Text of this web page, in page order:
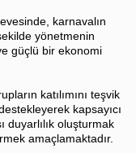
karnavalın
yönetmenin
güçlü bir ekonomi
katılımını teşvik
kapsayıcı
duyarlılık oluşturmak
amaçlamaktadır.